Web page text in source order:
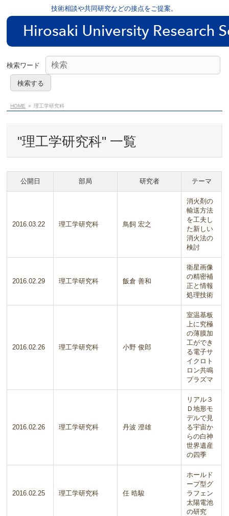
技術相談や共同研究などの接点をご提案。
検索ワード
HOME 理工学研究科
"理工学研究科" 一覧
公開日 部局 研究者 テーマ
2016.03.22 理工学研究科 鳥飼 宏之
消火剤の
輸送方法
を工夫し
た新しい
消火法の
検討
2016.02.29 理工学研究科 飯倉 善和
衛星画像
の精密補
正と情報
処理技術
2016.02.26 理工学研究科 小野 俊郎
室温基板
上に究極
の薄膜加
工ができ
る電子サ
イクロト
ロン共鳴
プラズマ
2016.02.26 理工学研究科 丹波 澄雄
リアル３
Ｄ地形モ
デルで見
る宇宙か
らの白神
世界遺産
の四季
2016.02.25 理工学研究科 任 晧駿
ホールド
ープ型グ
ラフェン
太陽電池
の研究